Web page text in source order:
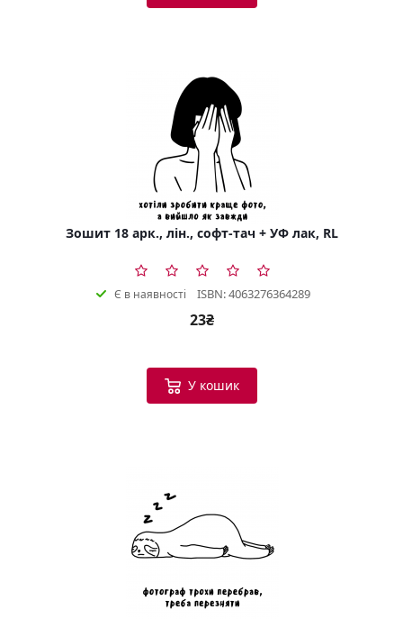
Зошит 18 арк., лін., софт-тач + УФ лак, RL
Є в наявності ISBN: 4063276364289
23₴
У кошик